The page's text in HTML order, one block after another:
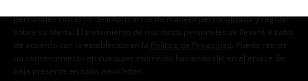
personales con el fin de informarme de manera personalizada y regular
sobre su oferta. El tratamiento de mis datos personales se llevará a cabo
de acuerdo con lo establecido en la
Política de Privacidad . Puedo retirar
mi consentimiento en cualquier momento haciendo clic en el enlace de
baja presente en cada newsletter.